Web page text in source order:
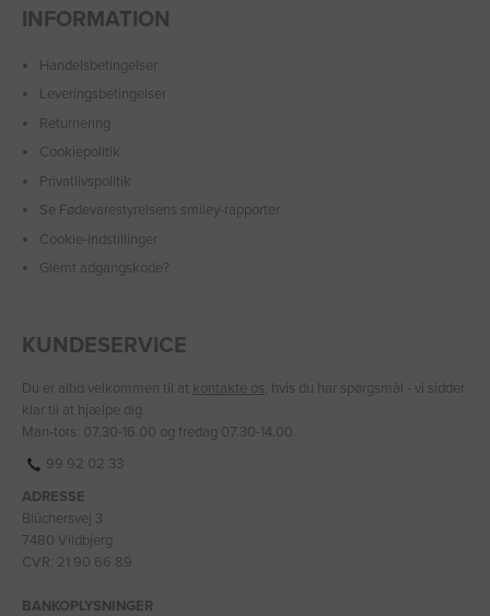
INFORMATION
Handelsbetingelser
Leveringsbetingelser
Returnering
Cookiepolitik
Privatlivspolitik
Se Fødevarestyrelsens smiley-rapporter
Cookie-indstillinger
Glemt adgangskode?
KUNDESERVICE
Du er altid velkommen til at kontakte os, hvis du har spørgsmål - vi sidder
klar til at hjælpe dig.
Man-tors: 07.30-16.00 og fredag 07.30-14.00.
99 92 02 33
ADRESSE
Blüchersvej 3
7480 Vildbjerg
CVR: 21 90 66 89
BANKOPLYSNINGER